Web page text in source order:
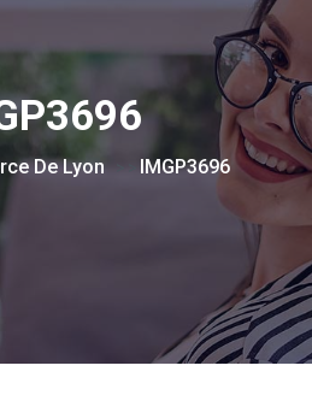
De Lyon IMGP3696